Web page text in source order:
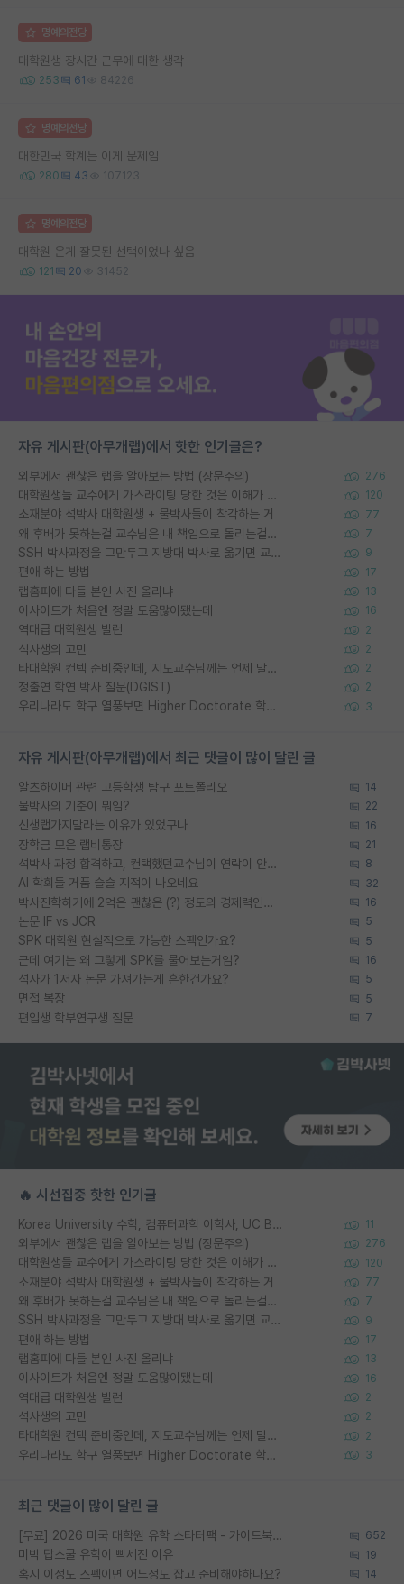
명예의전당
대학원생 장시간 근무에 대한 생각
253 61 84226
명예의전당
대한민국 학계는 이게 문제임
280 43 107123
명예의전당
대학원 온게 잘못된 선택이었나 싶음
121 20 31452
자유 게시판(아무개랩)에서 핫한 인기글은?
외부에서 괜찮은 랩을 알아보는 방법 (장문주의) 276
대학원생들 교수에게 가스라이팅 당한 것은 이해가 갑니다. 안타깝네요. 120
소재분야 석박사 대학원생 + 물박사들이 착각하는 거 77
왜 후배가 못하는걸 교수님은 내 책임으로 돌리는걸까요? 7
SSH 박사과정을 그만두고 지방대 박사로 옮기면 교수의 꿈은 끝일까요? 9
편애 하는 방법 17
랩홈피에 다들 본인 사진 올리냐 13
이사이트가 처음엔 정말 도움많이됐는데 16
역대급 대학원생 빌런 2
석사생의 고민 2
타대학원 컨텍 준비중인데, 지도교수님께는 언제 말씀드려야 할까요? 2
정출연 학연 박사 질문(DGIST) 2
우리나라도 학구 열풍보면 Higher Doctorate 학위가 필요하다고 봅니다. 3
자유 게시판(아무개랩)에서 최근 댓글이 많이 달린 글
알츠하이머 관련 고등학생 탐구 포트폴리오 14
물박사의 기준이 뭐임? 22
신생랩가지말라는 이유가 있었구나 16
장학금 모은 랩비통장 21
석박사 과정 합격하고, 컨택했던교수님이 연락이 안됩니다... 8
AI 학회들 거품 슬슬 지적이 나오네요 32
박사진학하기에 2억은 괜찮은 (?) 정도의 경제력인가요 16
논문 IF vs JCR 5
SPK 대학원 현실적으로 가능한 스펙인가요? 5
근데 여기는 왜 그렇게 SPK를 물어보는거임? 16
석사가 1저자 논문 가져가는게 흔한건가요? 5
면접 복장 5
편입생 학부연구생 질문 7
🔥 시선집중 핫한 인기글
Korea University 수학, 컴퓨터과학 이학사, UC Berkeley 산업공학 대학원 공학박사가 되는 것은 쉽지 않겠죠? 11
외부에서 괜찮은 랩을 알아보는 방법 (장문주의) 276
대학원생들 교수에게 가스라이팅 당한 것은 이해가 갑니다. 안타깝네요. 120
소재분야 석박사 대학원생 + 물박사들이 착각하는 거 77
왜 후배가 못하는걸 교수님은 내 책임으로 돌리는걸까요? 7
SSH 박사과정을 그만두고 지방대 박사로 옮기면 교수의 꿈은 끝일까요? 9
편애 하는 방법 17
랩홈피에 다들 본인 사진 올리냐 13
이사이트가 처음엔 정말 도움많이됐는데 16
역대급 대학원생 빌런 2
석사생의 고민 2
타대학원 컨텍 준비중인데, 지도교수님께는 언제 말씀드려야 할까요? 2
우리나라도 학구 열풍보면 Higher Doctorate 학위가 필요하다고 봅니다. 3
최근 댓글이 많이 달린 글
[무료] 2026 미국 대학원 유학 스타터팩 - 가이드북 & 합격자 컨택메일 템플릿 652
미박 탑스쿨 유학이 빡세진 이유 19
혹시 이정도 스펙이면 어느정도 잡고 준비해야하나요? 14